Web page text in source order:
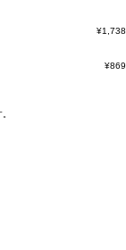
¥1,738
¥869